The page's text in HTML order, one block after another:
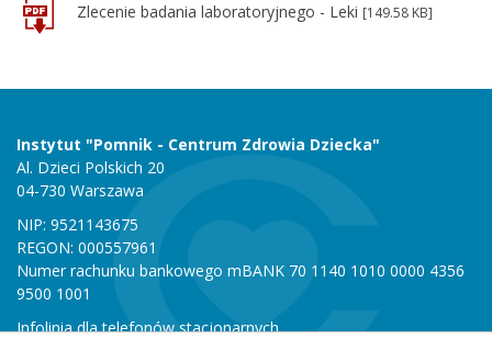
Zlecenie badania laboratoryjnego - Leki [149.58 KB]
Instytut "Pomnik - Centrum Zdrowia Dziecka"
Al. Dzieci Polskich 20
04-730 Warszawa
NIP: 9521143675
REGON: 000557961
Numer rachunku bankowego mBANK 70 1140 1010 0000 4356
9500 1001
Infolinia dla telefonów stacjonarnych